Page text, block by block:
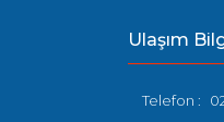
Ulaşım
Telefon :